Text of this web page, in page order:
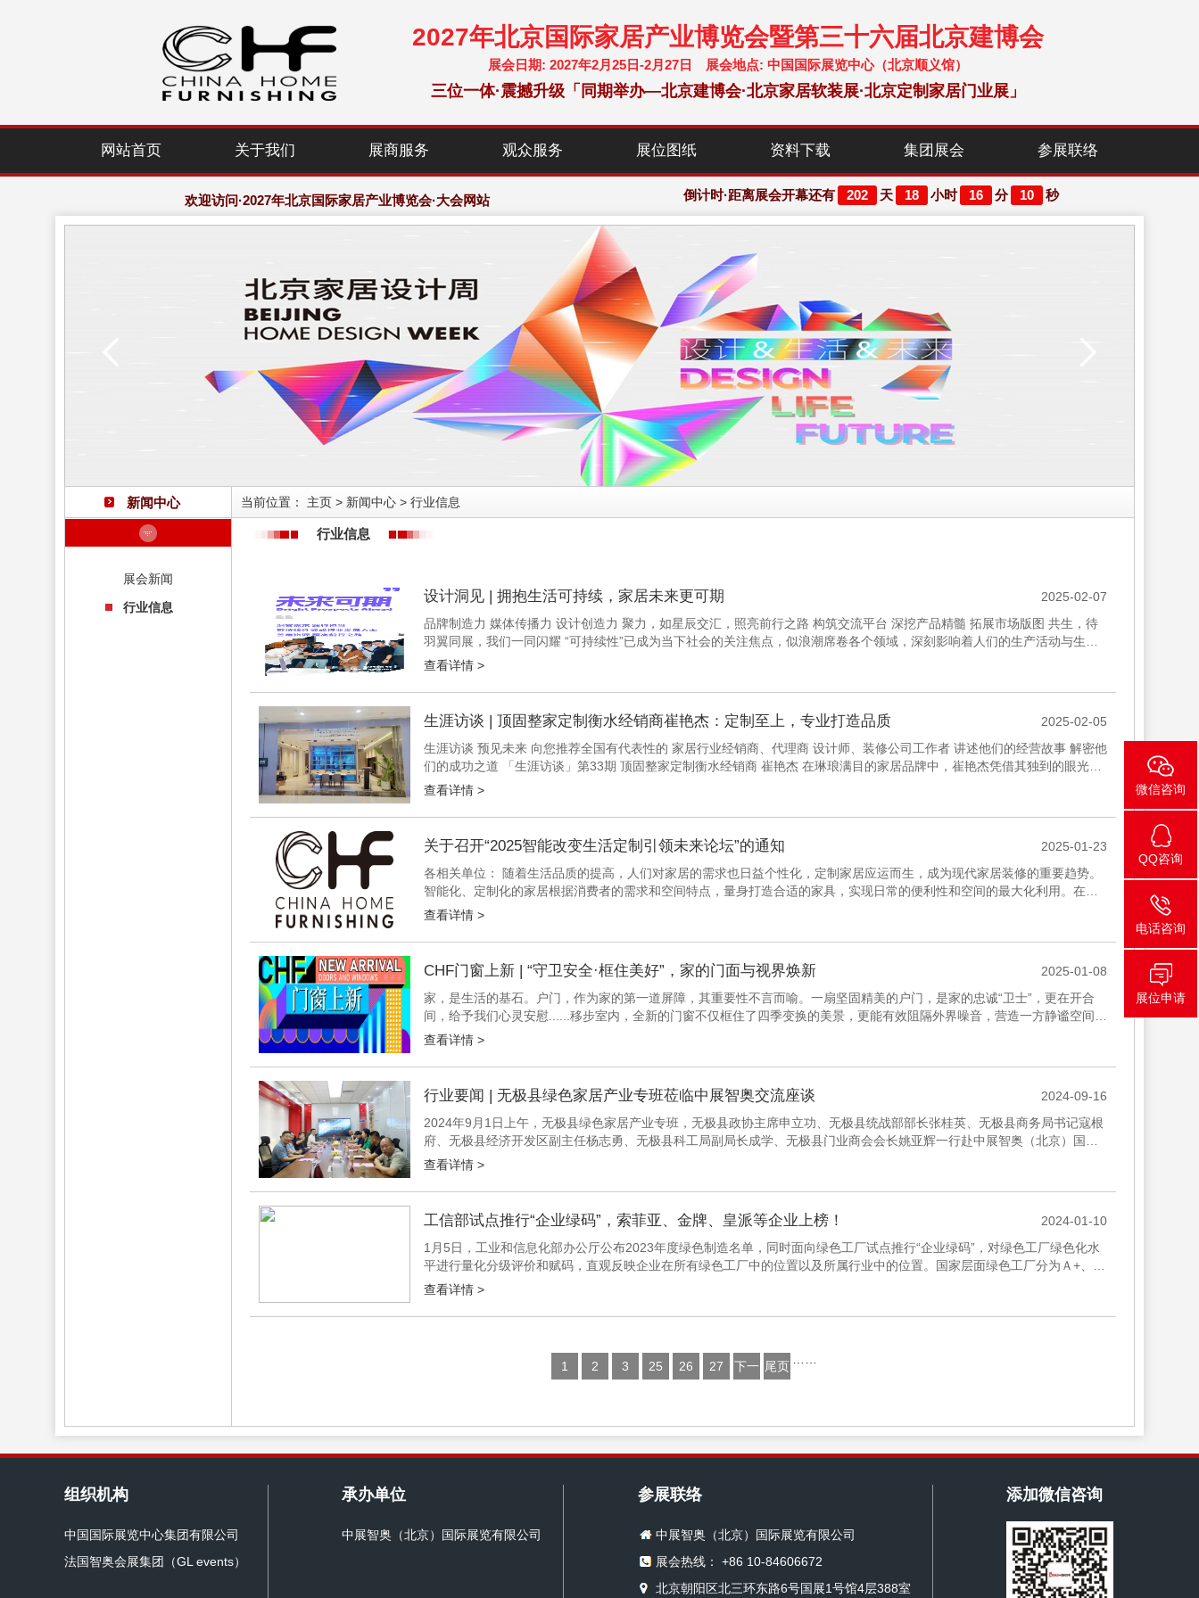
2027年北京国际家居产业博览会暨第三十六届北京建博会
展会日期: 2027年2月25日-2月27日 展会地点: 中国国际展览中心（北京顺义馆）
三位一体·震撼升级「同期举办—北京建博会·北京家居软装展·北京定制家居门业展」
网站首页 关于我们 展商服务 观众服务 展位图纸 资料下载 集团展会 参展联络
欢迎访问·2027年北京国际家居产业博览会·大会网站
2027年北京建博会-组委会-大会网站：www.chf-expo.com
倒计时·距离展会开幕还有 202 天 18 小时 16 分 10 秒
新闻中心
展会新闻
行业信息
当前位置： 主页 > 新闻中心 > 行业信息
行业信息
设计洞见 | 拥抱生活可持续，家居未来更可期
2025-02-07
品牌制造力 媒体传播力 设计创造力 聚力，如星辰交汇，照亮前行之路 构筑交流平台 深挖产品精髓 拓展市场版图 共生，待
羽翼同展，我们一同闪耀 “可持续性”已成为当下社会的关注焦点，似浪潮席卷各个领域，深刻影响着人们的生产活动与生活
方式。 “可持续性”覆盖生态环保、健康安全、资源节约、人文关怀等，关...
查看详情 >
生涯访谈 | 顶固整家定制衡水经销商崔艳杰：定制至上，专业打造品质
2025-02-05
生涯访谈 预见未来 向您推荐全国有代表性的 家居行业经销商、代理商 设计师、装修公司工作者 讲述他们的经营故事 解密他
们的成功之道 「生涯访谈」第33期 顶固整家定制衡水经销商 崔艳杰 在琳琅满目的家居品牌中，崔艳杰凭借其独到的眼光和
专业的背景，成为了顶固品牌在衡水的优秀代表。她的店面坐落在繁华的...
查看详情 >
关于召开“2025智能改变生活定制引领未来论坛”的通知
2025-01-23
各相关单位： 随着生活品质的提高，人们对家居的需求也日益个性化，定制家居应运而生，成为现代家居装修的重要趋势。
智能化、定制化的家居根据消费者的需求和空间特点，量身打造合适的家具，实现日常的便利性和空间的最大化利用。在材
质、颜色、风格等方面，智能化、定制化家居都能满足消费者的个性化需求，使家居空间更...
查看详情 >
CHF门窗上新 | “守卫安全·框住美好”，家的门面与视界焕新
2025-01-08
家，是生活的基石。户门，作为家的第一道屏障，其重要性不言而喻。一扇坚固精美的户门，是家的忠诚“卫士”，更在开合
间，给予我们心灵安慰......移步室内，全新的门窗不仅框住了四季变换的美景，更能有效阻隔外界噪音，营造一方静谧空间。
从户门到门窗，每一次的更新换代，是安全与美好的共融，也是对生活品质的执...
查看详情 >
行业要闻 | 无极县绿色家居产业专班莅临中展智奥交流座谈
2024-09-16
2024年9月1日上午，无极县绿色家居产业专班，无极县政协主席申立功、无极县统战部部长张桂英、无极县商务局书记寇根
府、无极县经济开发区副主任杨志勇、无极县科工局副局长成学、无极县门业商会会长姚亚辉一行赴中展智奥（北京）国际
展览有限公司进行拜访交流。中展智奥（北京）国际展览有限公司总经理董驰明、副总...
查看详情 >
工信部试点推行“企业绿码”，索菲亚、金牌、皇派等企业上榜！
2024-01-10
1月5日，工业和信息化部办公厅公布2023年度绿色制造名单，同时面向绿色工厂试点推行“企业绿码”，对绿色工厂绿色化水
平进行量化分级评价和赋码，直观反映企业在所有绿色工厂中的位置以及所属行业中的位置。国家层面绿色工厂分为Ａ+、
Ａ、Ｂ三级，比例分别为5％、35％、60%。 经申报单位自愿申报、第三方机...
查看详情 >
1 2 3 25 26 27
下一 尾页
组织机构
中国国际展览中心集团有限公司
法国智奥会展集团（GL events）
承办单位
中展智奥（北京）国际展览有限公司
参展联络
中展智奥（北京）国际展览有限公司
展会热线： +86 10-84606672
北京朝阳区北三环东路6号国展1号馆4层388室
添加微信咨询
微信咨询
QQ咨询
电话咨询
展位申请